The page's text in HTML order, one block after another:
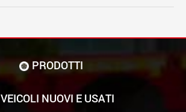
PRODOTTI
VEICOLI NUOVI E USATI